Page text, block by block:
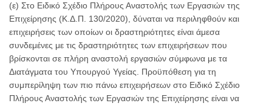
(ε) Στο Ειδικό Σχέδιο Πλήρους Αναστολής των Εργασιών της
Επιχείρησης (Κ.Δ.Π. 130/2020), δύναται να περιληφθούν και
επιχειρήσεις των οποίων οι δραστηριότητες είναι άμεσα
συνδεμένες με τις δραστηριότητες των επιχειρήσεων που
βρίσκονται σε πλήρη αναστολή εργασιών σύμφωνα με τα
Διατάγματα του Υπουργού Υγείας. Προϋπόθεση για τη
συμπερίληψη των πιο πάνω επιχειρήσεων στο Ειδικό Σχέδιο
Πλήρους Αναστολής των Εργασιών της Επιχείρησης είναι να